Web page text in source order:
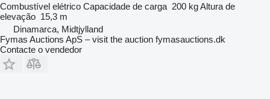
Combustível elétrico Capacidade de carga 200 kgAltura de
elevação 15,3 m
Dinamarca, Midtjylland
Fymas Auctions ApS – visit the auction fymasauctions.dk
Contacte o vendedor